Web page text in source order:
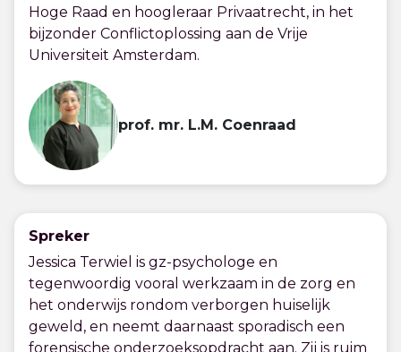
Hoge Raad en hoogleraar Privaatrecht, in het
bijzonder Conflictoplossing aan de Vrije
Universiteit Amsterdam.
prof. mr. L.M. Coenraad
Spreker
Jessica Terwiel is gz-psychologe en
tegenwoordig vooral werkzaam in de zorg en
het onderwijs rondom verborgen huiselijk
geweld, en neemt daarnaast sporadisch een
forensische onderzoeksopdracht aan. Zij is ruim